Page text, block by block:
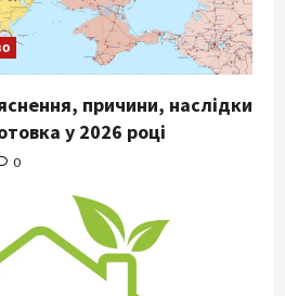
причини, наслідки
у 2026 році
0